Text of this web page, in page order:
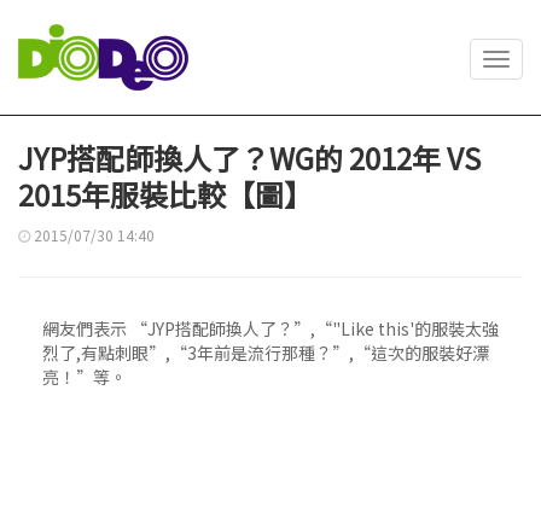
JYP搭配師換人了？WG的 2012年 VS
2015年服裝比較【圖】
2015/07/30 14:40
網友們表示 “JYP搭配師換人了？”,“"Like this'的服裝太強
烈了,有點刺眼”,“3年前是流行那種？”,“這次的服裝好漂
亮！”等。